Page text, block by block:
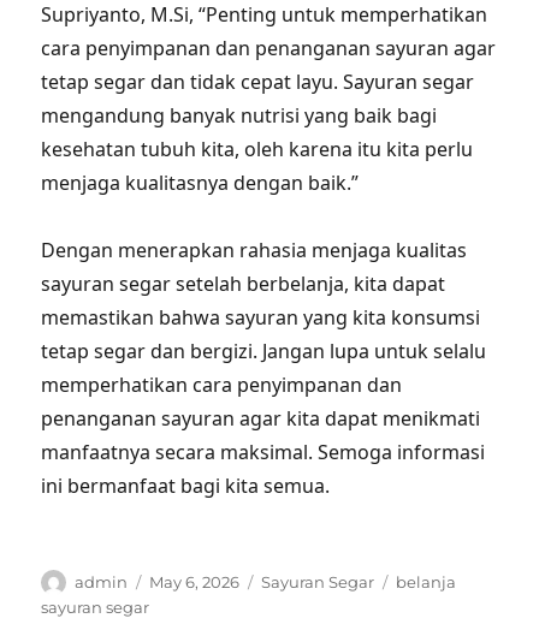
Supriyanto, M.Si, “Penting untuk memperhatikan
cara penyimpanan dan penanganan sayuran agar
tetap segar dan tidak cepat layu. Sayuran segar
mengandung banyak nutrisi yang baik bagi
kesehatan tubuh kita, oleh karena itu kita perlu
menjaga kualitasnya dengan baik.”
Dengan menerapkan rahasia menjaga kualitas
sayuran segar setelah berbelanja, kita dapat
memastikan bahwa sayuran yang kita konsumsi
tetap segar dan bergizi. Jangan lupa untuk selalu
memperhatikan cara penyimpanan dan
penanganan sayuran agar kita dapat menikmati
manfaatnya secara maksimal. Semoga informasi
ini bermanfaat bagi kita semua.
Author
admin
Posted
on
May 6, 2026 Categories
Sayuran Segar Tags
belanja
sayuran segar